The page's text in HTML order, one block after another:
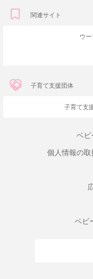
関連サイト
ウ
子育て支援団体
子育て支
ベビ
個人情報の
ベビ